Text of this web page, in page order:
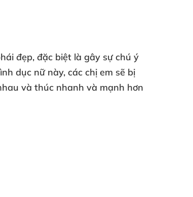
đẹp, đặc biệt là gây sự chú ý
dục nữ này, các chị em sẽ bị
và thúc nhanh và mạnh hơn